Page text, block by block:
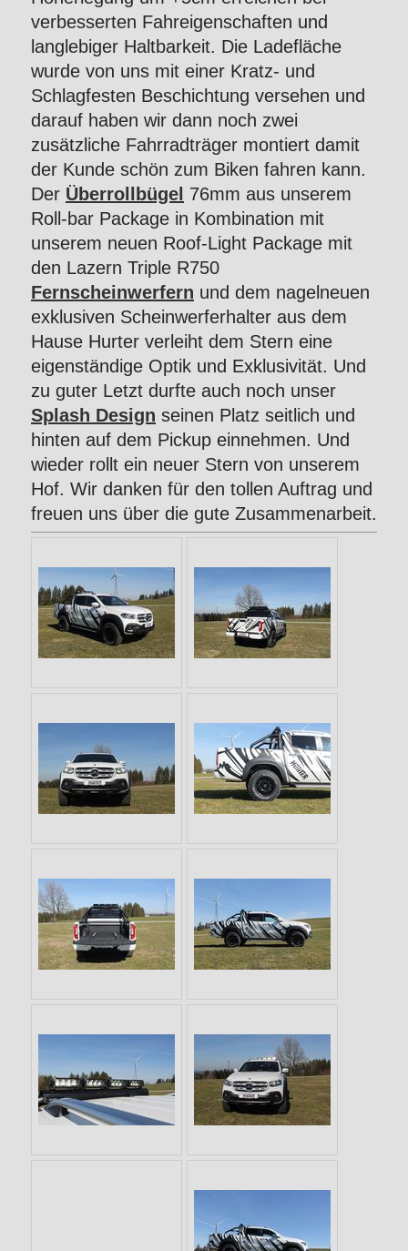
verbesserten Fahreigenschaften und
langlebiger Haltbarkeit. Die Ladefläche
wurde von uns mit einer Kratz- und
Schlagfesten Beschichtung versehen und
darauf haben wir dann noch zwei
zusätzliche Fahrradträger montiert damit
der Kunde schön zum Biken fahren kann.
Der Überrollbügel 76mm aus unserem
Roll-bar Package in Kombination mit
unserem neuen Roof-Light Package mit
den Lazern Triple R750
Fernscheinwerfern und dem nagelneuen
exklusiven Scheinwerferhalter aus dem
Hause Hurter verleiht dem Stern eine
eigenständige Optik und Exklusivität. Und
zu guter Letzt durfte auch noch unser
Splash Design seinen Platz seitlich und
hinten auf dem Pickup einnehmen. Und
wieder rollt ein neuer Stern von unserem
Hof. Wir danken für den tollen Auftrag und
freuen uns über die gute Zusammenarbeit.